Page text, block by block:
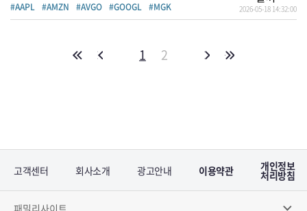
#AAPL #AMZN #AVGO #GOOGL #MGK 2026-05-18 14:32:00
1 2
고객센터 회사소개 광고안내 이용약관 개인정보
처리방침